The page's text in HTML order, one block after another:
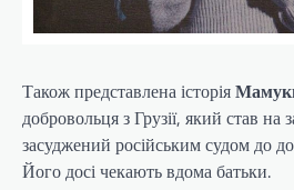
Також представлена історія
добровольця з Грузії, який став на
засуджений російським судом до
Його досі чекають вдома батьки.